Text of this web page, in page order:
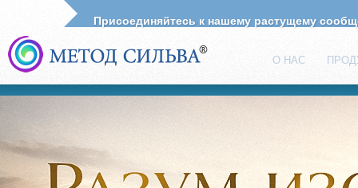
О НАС
Присоединяйтесь к нашему растущему